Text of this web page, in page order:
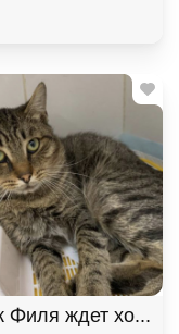
ищет
Филя ждет